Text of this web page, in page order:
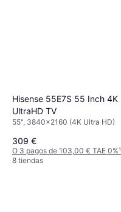
Hisense 55E7S 55 Inch 4K
UltraHD TV
55", 3840x2160 (4K Ultra HD)
309 €
O 3 pagos de 103,00 € TAE 0%¹
8 tiendas